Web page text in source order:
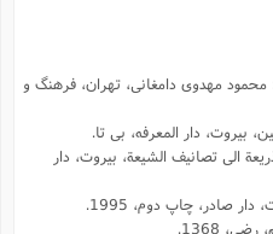
مهدوی دامغانی، تهران، فرهنگ و
الی تصانیف الشیعة، بیروت، دار